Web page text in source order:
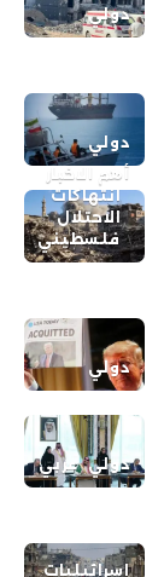
دولي
دولي
أهم الاخبار
انتهاكات
الاحتلال
فلسطيني
دولي
دولي عربي
إسرائيليات